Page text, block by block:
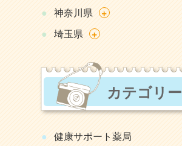
神奈川県
+
埼玉県
+
カテゴリー
健康サポート薬局